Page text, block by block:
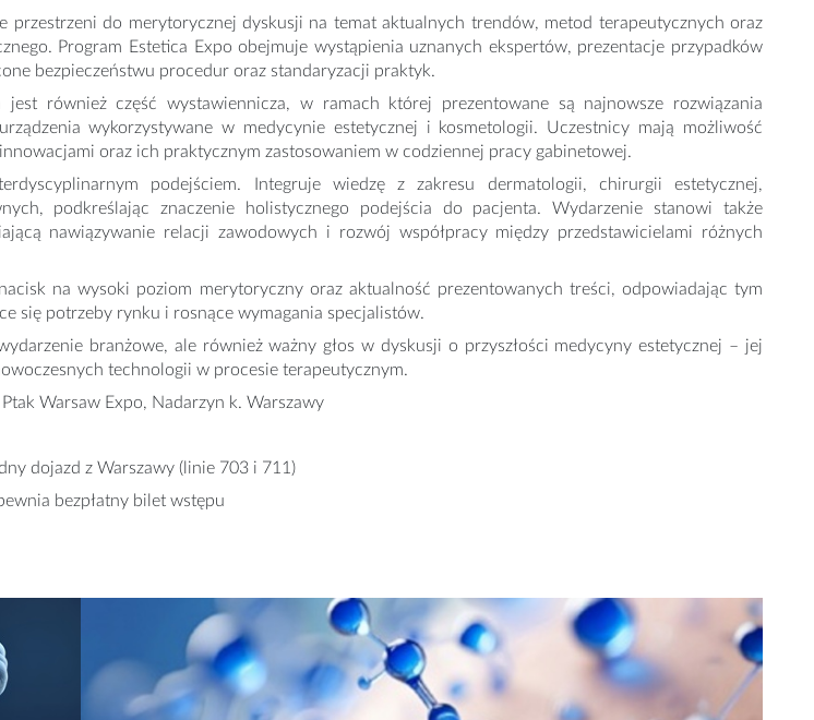
przestrzeni do merytorycznej dyskusji na temat aktualnych trendów, metod terapeutycznych oraz
Program Estetica Expo obejmuje wystąpienia uznanych ekspertów, prezentacje przypadków
bezpieczeństwu procedur oraz standaryzacji praktyk.
jest również część wystawiennicza, w ramach której prezentowane są najnowsze rozwiązania
wykorzystywane w medycynie estetycznej i kosmetologii. Uczestnicy mają możliwość
oraz ich praktycznym zastosowaniem w codziennej pracy gabinetowej.
podejściem. Integruje wiedzę z zakresu dermatologii, chirurgii estetycznej,
podkreślając znaczenie holistycznego podejścia do pacjenta. Wydarzenie stanowi także
nawiązywanie relacji zawodowych i rozwój współpracy między przedstawicielami różnych
na wysoki poziom merytoryczny oraz aktualność prezentowanych treści, odpowiadając tym
się potrzeby rynku i rosnące wymagania specjalistów.
branżowe, ale również ważny głos w dyskusji o przyszłości medycyny estetycznej – jej
technologii w procesie terapeutycznym.
Warsaw Expo, Nadarzyn k. Warszawy
dojazd z Warszawy (linie 703 i 711)
bezpłatny bilet wstępu